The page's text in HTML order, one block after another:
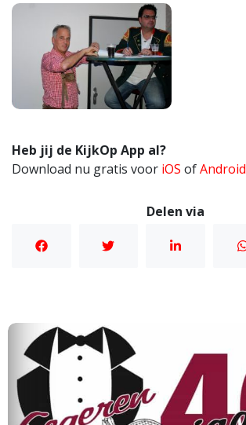
Heb jij de KijkOp App al?
Download nu gratis voor iOS ofAndroid
Delen via